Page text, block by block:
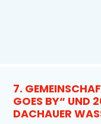
7.
GOES BY“ UND
DACHAUER